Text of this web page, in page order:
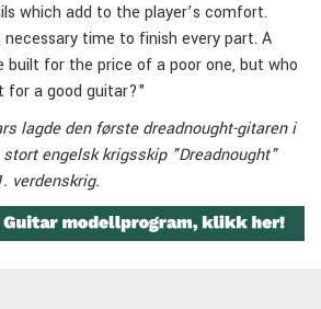
which add to the player’s comfort.
time to finish every part. A
built for the price of a poor one, but who
for a good guitar?"
lagde den første dreadnought-gitaren i
engelsk krigsskip "Dreadnought"
verdenskrig.